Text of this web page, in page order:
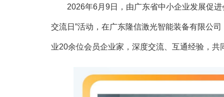
2026年6月9日，由广东省中小企业发展促进
交流日”活动，在广东隆信激光智能装备有限公司
业20余位会员企业家，深度交流、互通经验，